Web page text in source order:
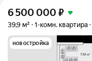
6 500 000 ₽
39,9 м² 1-комн. квартира
новостройка